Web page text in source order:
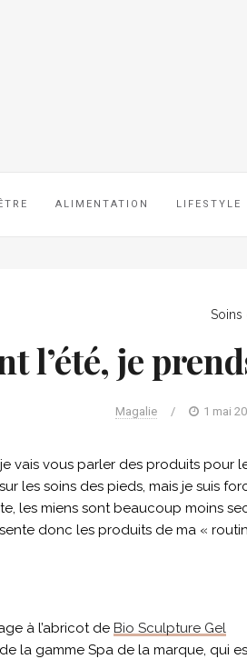
ALIMENTATION LIFESTYLE
Soins
l’été, je
Magalie / 1 mai
vais vous parler des produits pour
les soins des pieds, mais je suis
les miens sont beaucoup moins
donc les produits de ma «
à l’abricot de Bio Sculpture Gel
la gamme Spa de la marque, qui